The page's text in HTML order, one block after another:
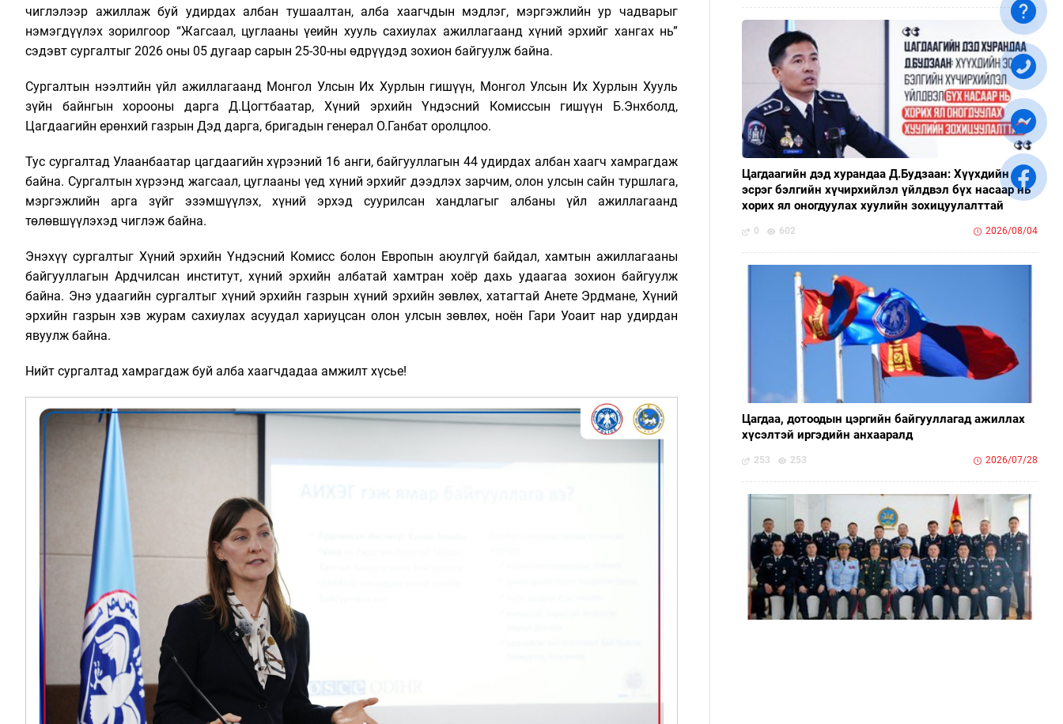
чиглэлээр ажиллаж буй удирдах албан тушаалтан, алба хаагчдын мэдлэг, мэргэжлийн ур чадварыг
нэмэгдүүлэх зорилгоор “Жагсаал, цуглааны үеийн хууль сахиулах ажиллагаанд хүний эрхийг хангах нь”
сэдэвт сургалтыг 2026 оны 05 дугаар сарын 25-30-ны өдрүүдэд зохион байгуулж байна.
Сургалтын нээлтийн үйл ажиллагаанд Монгол Улсын Их Хурлын гишүүн, Монгол Улсын Их Хурлын Хууль
зүйн байнгын хорооны дарга Д.Цогтбаатар, Хүний эрхийн Үндэсний Комиссын гишүүн Б.Энхболд,
Цагдаагийн ерөнхий газрын Дэд дарга, бригадын генерал О.Ганбат оролцлоо.
Тус сургалтад Улаанбаатар цагдаагийн хүрээний 16 анги, байгууллагын 44 удирдах албан хаагч хамрагдаж
байна. Сургалтын хүрээнд жагсаал, цуглааны үед хүний эрхийг дээдлэх зарчим, олон улсын сайн туршлага,
мэргэжлийн арга зүйг эзэмшүүлэх, хүний эрхэд суурилсан хандлагыг албаны үйл ажиллагаанд
төлөвшүүлэхэд чиглэж байна.
Энэхүү сургалтыг Хүний эрхийн Үндэсний Комисс болон Европын аюулгүй байдал, хамтын ажиллагааны
байгууллагын Ардчилсан институт, хүний эрхийн албатай хамтран хоёр дахь удаагаа зохион байгуулж
байна. Энэ удаагийн сургалтыг хүний эрхийн газрын хүний эрхийн зөвлөх, хатагтай Анете Эрдмане, Хүний
эрхийн газрын хэв журам сахиулах асуудал хариуцсан олон улсын зөвлөх, ноён Гари Уоаит нар удирдан
явуулж байна.
Нийт сургалтад хамрагдаж буй алба хаагчдадаа амжилт хүсье!
Цагдаагийн дэд хурандаа Д.Будзаан: Хүүхдийн
эсрэг бэлгийн хүчирхийлэл үйлдвэл бүх насаар нь
хорих ял оногдуулах хуулийн зохицуулалттай
0 602 2026/08/04
Цагдаа, дотоодын цэргийн байгууллагад ажиллах
хүсэлтэй иргэдийн анхааралд
253 253 2026/07/28